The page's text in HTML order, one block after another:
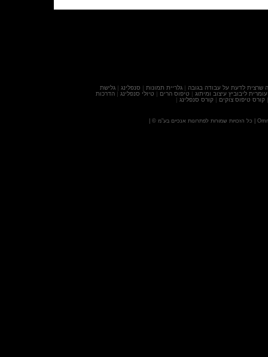
שרצית לדעת על עבודה בגובה | גלריית תמונות | סנפלינג | גלישת
עומרית ליבוביץ עיצוב ומיתוג | טיפוס הרים | טיולי סנפלינג | הדרכות
קורס טיפוס צוקים |קורס סנפלינג |
כל הזכויות שמורות לפתרונות אנכיים בע"מ ©